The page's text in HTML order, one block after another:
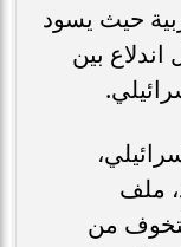
حيث يسود
بين
ملف
من